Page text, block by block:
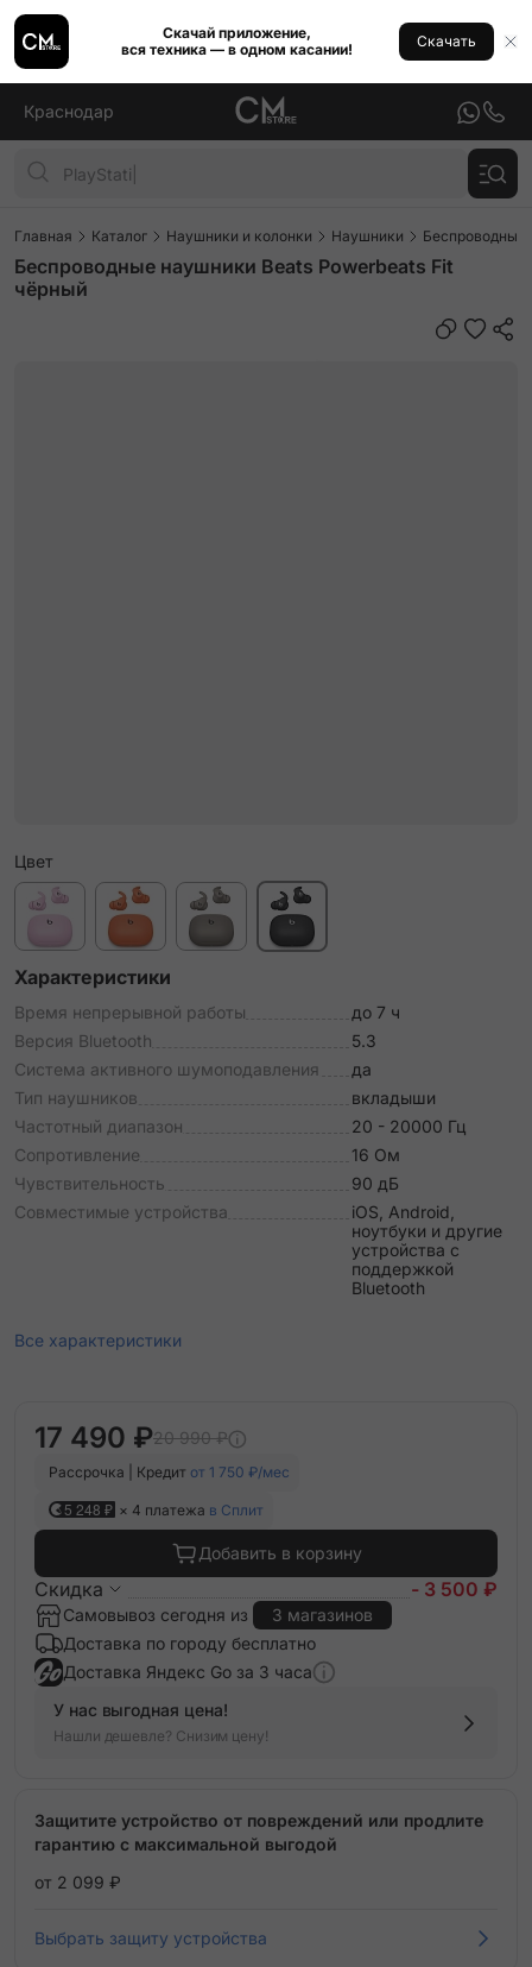
Скачай приложение,
вся техника — в одном касании!
Скачать
Краснодар
Главная Каталог Наушники и колонки Наушники Беспроводные
Беспроводные наушники Beats Powerbeats Fit
чёрный
Цвет
Характеристики
Время непрерывной работы
до 7 ч
Версия Bluetooth
5.3
Система активного шумоподавления
да
Тип наушников
вкладыши
Частотный диапазон
20 - 20000 Гц
Сопротивление
16 Ом
Чувствительность
90 дБ
Совместимые устройства
iOS, Android,
ноутбуки и другие
устройства с
поддержкой
Bluetooth
Все характеристики
17 490 ₽20 990 ₽
Рассрочка | Кредит от 1 750 ₽/мес
5 248 ₽ × 4 платежа в Сплит
Добавить в корзину
Скидка - 3 500 ₽
Самовывоз сегодня из
3 магазинов
Доставка по городу бесплатно
Доставка Яндекс Go за 3 часа
У нас выгодная цена!
Нашли дешевле? Снизим цену!
Защитите устройство от повреждений или продлите
гарантию с максимальной выгодой
от 2 099 ₽
Выбрать защиту устройства